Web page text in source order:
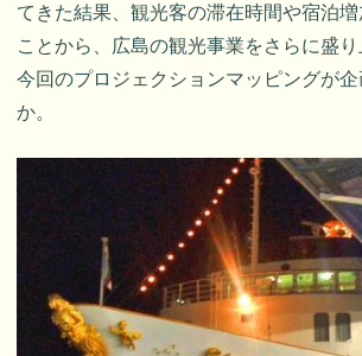
てきた結果、観光客の滞在時間や宿泊
ことから、広島の観光事業をさらに盛り
今回のプロジェクションマッピングが
か。